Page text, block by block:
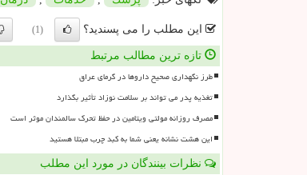
این مطلب را می پسندید؟ (1)
تازه ترین مطالب مرتبط
طرز نگهداری صحیح داروها در گرمای عراق
تغذیه پدر می تواند بر سلامت نوزاد تأثیر بگذارد
مصرف روزانه مولتی ویتامین در حفظ تحرک سالمندان موثر است
این هشت نشانه یعنی شما به کبد چرب مبتلا هستید
نظرات بینندگان در مورد این مطلب